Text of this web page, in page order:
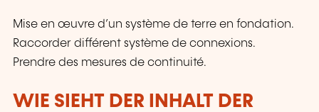
Mise en œuvre d’un système de terre en fondation.
Raccorder différent système de connexions.
Prendre des mesures de continuité.
WIE SIEHT DER INHALT DER